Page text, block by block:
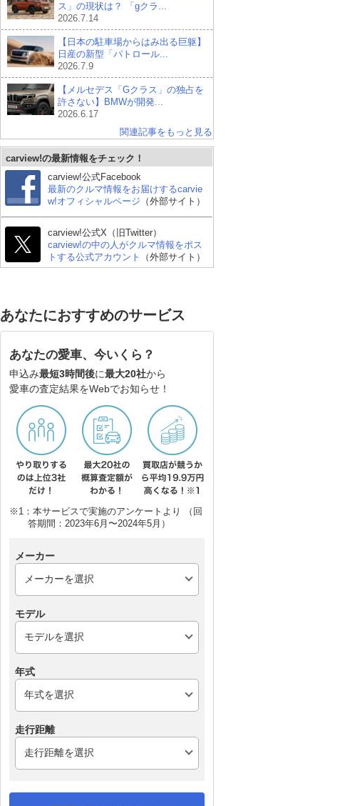
スバル フォレスター
トヨタ ハリアーハイブ
ス」の現状は？ 「gクラ...
2026.7.14
【日本の駐車場からはみ出る巨躯】
日産の新型「パトロール...
2026.7.9
【メルセデス「Gクラス」の独占を
許さない】BMWが開発...
2026.6.17
関連記事をもっと見る
carview!の最新情報をチェック！
carview!公式Facebook
最新のクルマ情報をお届けするcarvie
w!オフィシャルページ （外部サイト）
carview!公式X（旧Twitter）
carview!の中の人がクルマ情報をポス
トする公式アカウント
（外部サイト）
あなたにおすすめのサービス
あなたの愛車、今いくら？
申込み最短3時間後に最大20社から
愛車の査定結果をWebでお知らせ！
※1：本サービスで実施のアンケートより （回
答期間：2023年6月〜2024年5月）
メーカー
モデル
年式
走行距離